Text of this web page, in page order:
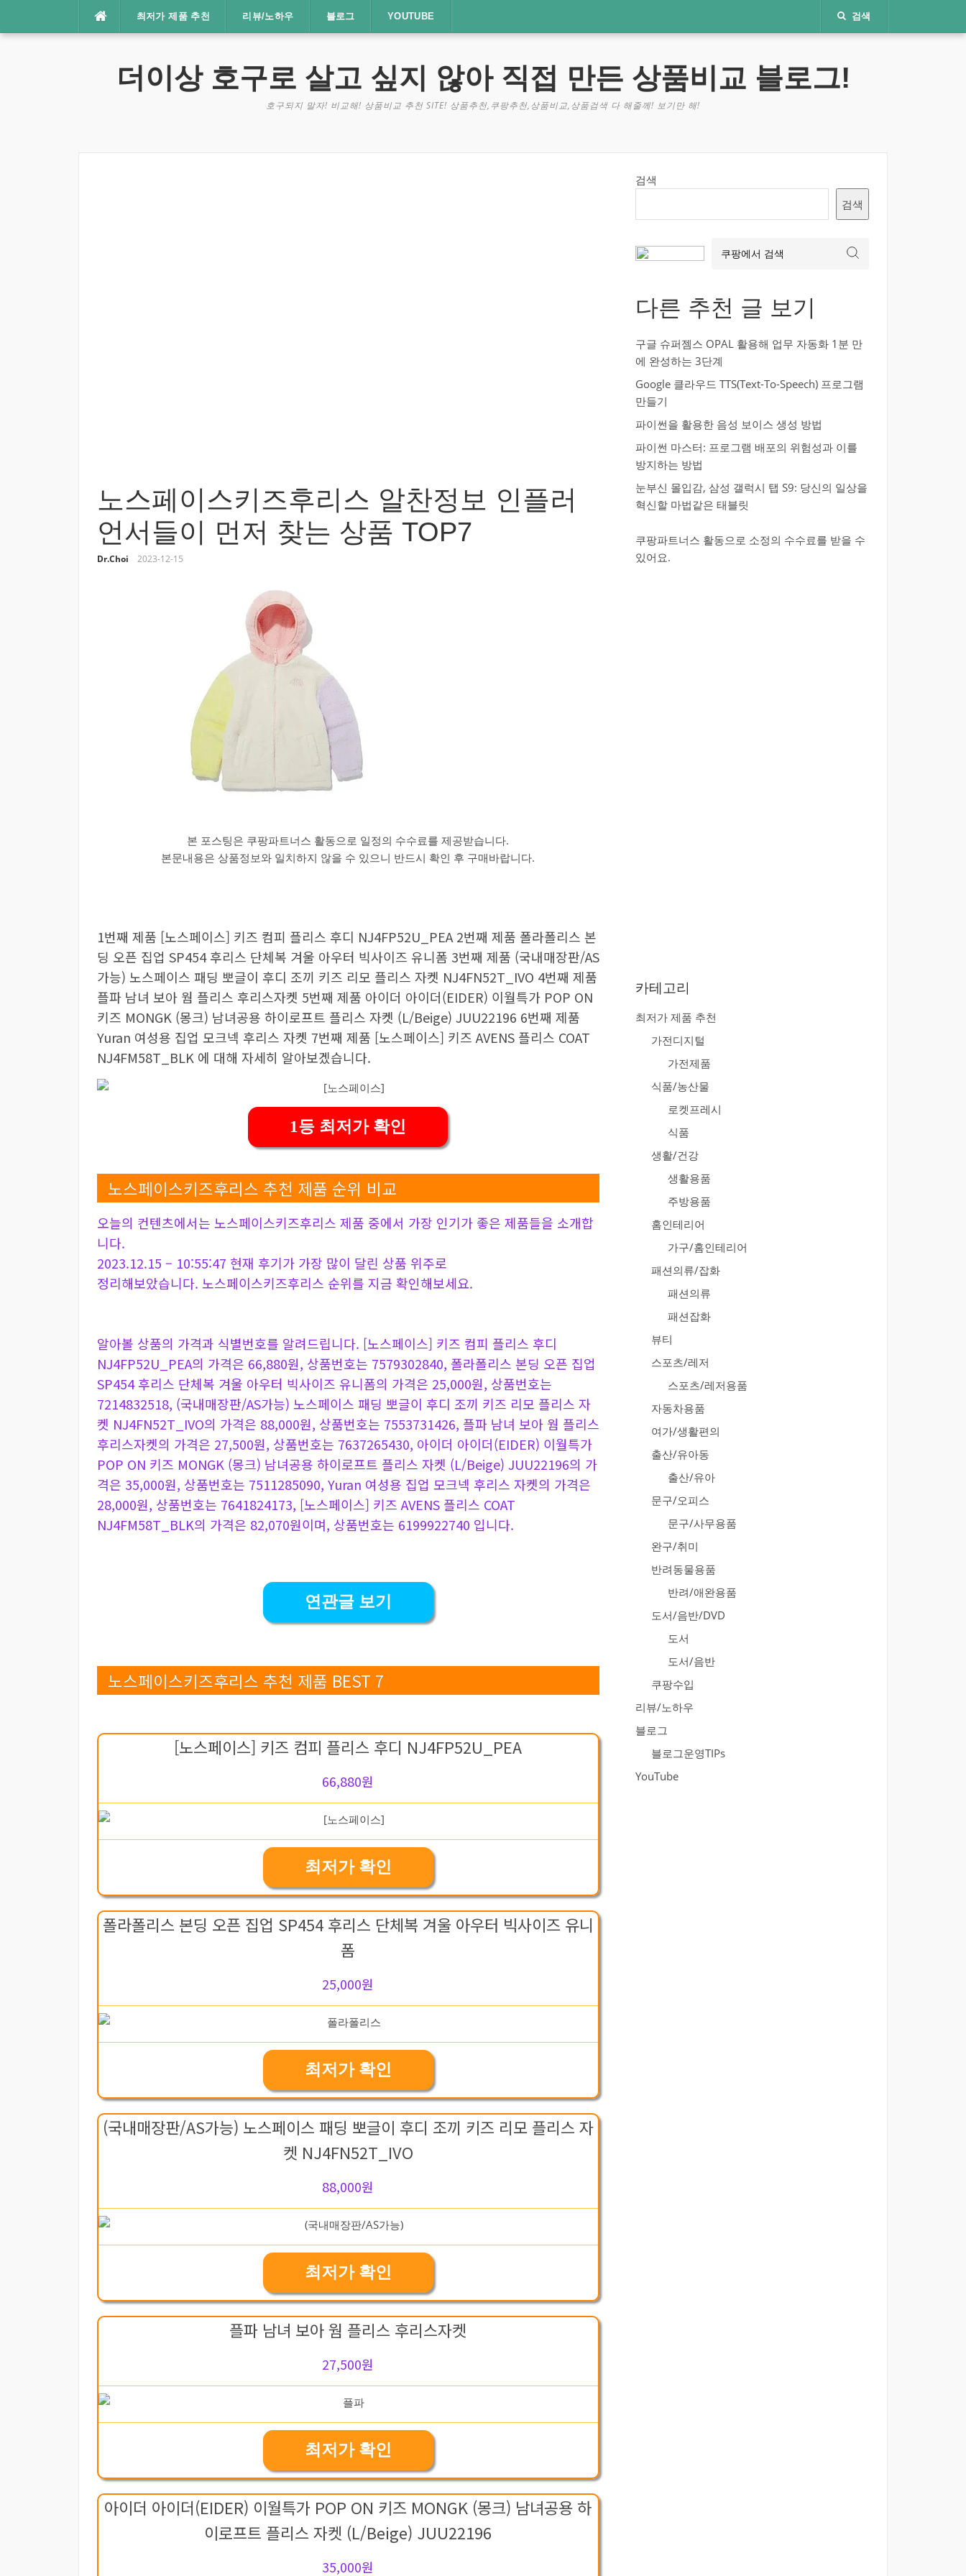
최저가 제품 추천 리뷰/노하우 블로그 YOUTUBE 검색
더이상 호구로 살고 싶지 않아 직접 만든 상품비교 블로그!
호구되지 말자! 비교해! 상품비교 추천 SITE! 상품추천,쿠팡추천,상품비교,상품검색 다 해줄께! 보기만 해!
노스페이스키즈후리스 알찬정보 인플러
언서들이 먼저 찾는 상품 TOP7
Dr.Choi 2023-12-15
본 포스팅은 쿠팡파트너스 활동으로 일정의 수수료를 제공받습니다.
본문내용은 상품정보와 일치하지 않을 수 있으니 반드시 확인 후 구매바랍니다.
1번째 제품 [노스페이스] 키즈 컴피 플리스 후디 NJ4FP52U_PEA 2번째 제품 폴라폴리스 본
딩 오픈 집업 SP454 후리스 단체복 겨울 아우터 빅사이즈 유니폼 3번째 제품 (국내매장판/AS
가능) 노스페이스 패딩 뽀글이 후디 조끼 키즈 리모 플리스 자켓 NJ4FN52T_IVO 4번째 제품
플파 남녀 보아 웜 플리스 후리스자켓 5번째 제품 아이더 아이더(EIDER) 이월특가 POP ON
키즈 MONGK (몽크) 남녀공용 하이로프트 플리스 자켓 (L/Beige) JUU22196 6번째 제품
Yuran 여성용 집업 모크넥 후리스 자켓 7번째 제품 [노스페이스] 키즈 AVENS 플리스 COAT
NJ4FM58T_BLK 에 대해 자세히 알아보겠습니다.
1등 최저가 확인
노스페이스키즈후리스 추천 제품 순위 비교
오늘의 컨텐츠에서는 노스페이스키즈후리스 제품 중에서 가장 인기가 좋은 제품들을 소개합
니다.
2023.12.15 – 10:55:47 현재 후기가 가장 많이 달린 상품 위주로
정리해보았습니다. 노스페이스키즈후리스 순위를 지금 확인해보세요.
알아볼 상품의 가격과 식별번호를 알려드립니다. [노스페이스] 키즈 컴피 플리스 후디
NJ4FP52U_PEA의 가격은 66,880원, 상품번호는 7579302840, 폴라폴리스 본딩 오픈 집업
SP454 후리스 단체복 겨울 아우터 빅사이즈 유니폼의 가격은 25,000원, 상품번호는
7214832518, (국내매장판/AS가능) 노스페이스 패딩 뽀글이 후디 조끼 키즈 리모 플리스 자
켓 NJ4FN52T_IVO의 가격은 88,000원, 상품번호는 7553731426, 플파 남녀 보아 웜 플리스
후리스자켓의 가격은 27,500원, 상품번호는 7637265430, 아이더 아이더(EIDER) 이월특가
POP ON 키즈 MONGK (몽크) 남녀공용 하이로프트 플리스 자켓 (L/Beige) JUU22196의 가
격은 35,000원, 상품번호는 7511285090, Yuran 여성용 집업 모크넥 후리스 자켓의 가격은
28,000원, 상품번호는 7641824173, [노스페이스] 키즈 AVENS 플리스 COAT
NJ4FM58T_BLK의 가격은 82,070원이며, 상품번호는 6199922740 입니다.
연관글 보기
노스페이스키즈후리스 추천 제품 BEST 7
[노스페이스] 키즈 컴피 플리스 후디 NJ4FP52U_PEA
66,880원
최저가 확인
폴라폴리스 본딩 오픈 집업 SP454 후리스 단체복 겨울 아우터 빅사이즈 유니
폼
25,000원
최저가 확인
(국내매장판/AS가능) 노스페이스 패딩 뽀글이 후디 조끼 키즈 리모 플리스 자
켓 NJ4FN52T_IVO
88,000원
최저가 확인
플파 남녀 보아 웜 플리스 후리스자켓
27,500원
최저가 확인
아이더 아이더(EIDER) 이월특가 POP ON 키즈 MONGK (몽크) 남녀공용 하
이로프트 플리스 자켓 (L/Beige) JUU22196
35,000원
검색
검색
다른 추천 글 보기
구글 슈퍼젬스 OPAL 활용해 업무 자동화 1분 만
에 완성하는 3단계
Google 클라우드 TTS(Text-To-Speech) 프로그램
만들기
파이썬을 활용한 음성 보이스 생성 방법
파이썬 마스터: 프로그램 배포의 위험성과 이를
방지하는 방법
눈부신 몰입감, 삼성 갤럭시 탭 S9: 당신의 일상을
혁신할 마법같은 태블릿
쿠팡파트너스 활동으로 소정의 수수료를 받을 수
있어요.
카테고리
최저가 제품 추천
가전디지털
가전제품
식품/농산물
로켓프레시
식품
생활/건강
생활용품
주방용품
홈인테리어
가구/홈인테리어
패션의류/잡화
패션의류
패션잡화
뷰티
스포츠/레저
스포츠/레저용품
자동차용품
여가/생활편의
출산/유아동
출산/유아
문구/오피스
문구/사무용품
완구/취미
반려동물용품
반려/애완용품
도서/음반/DVD
도서
도서/음반
쿠팡수입
리뷰/노하우
블로그
블로그운영TIPs
YouTube